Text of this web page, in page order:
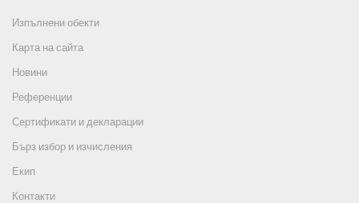
Изпълнени обекти
Карта на сайта
Новини
Референции
Сертификати и декларации
Бърз избор и изчисления
Екип
Контакти